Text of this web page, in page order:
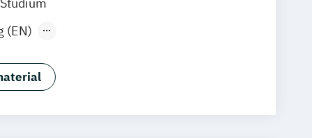
(EN)
Spezialisierung Digital Marketing